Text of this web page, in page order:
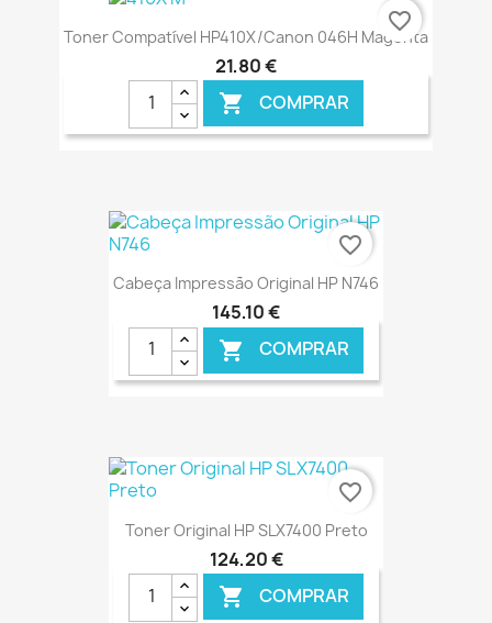
Toner Compatível HP410X/Canon 046H Magenta
21,80 €
 COMPRAR
€ ONLINE
favorite_border
Cabeça Impressão Original HP N746
145,10 €
 COMPRAR
€ ONLINE
favorite_border
Toner Original HP SLX7400 Preto
124,20 €
 COMPRAR
favorite_border